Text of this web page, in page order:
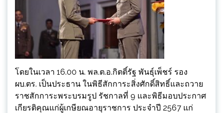
โดยในเวลา 16.00 น. พล.ต.อ.กิตติ์รัฐ พันธุ์เพ็ชร์ รอง
ผบ.ตร. เป็นประธาน ในพิธีสักการะสิ่งศักดิ์สิทธิ์และถวาย
ราชสักการะพระบรมรูป รัชกาลที่ 9 และพิธีมอบประกาศ
เกียรติคุณแก่ผู้เกษียณอายุราชการ ประจำปี 2567 แก่